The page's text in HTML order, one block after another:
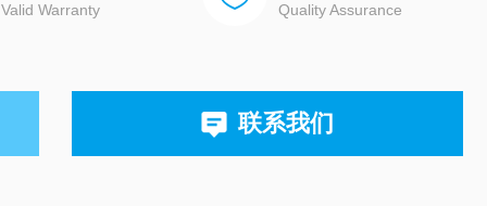
Valid Warranty Quality Assurance
联系我们